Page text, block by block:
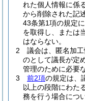
れた個人情報に係
から削除された記
43条第1項の規定
を取得し、または
はならない。
2
議会は、匿名加
のとして議長が定
管理のために必要
3
前2項の規定は、
以上の段階にわた
務を行う場合につ